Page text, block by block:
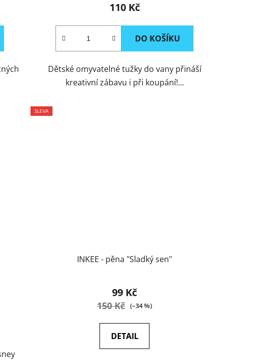
110 Kč
DO KOŠÍKU
Dětské omyvatelné tužky do vany přináší
kreativní zábavu i při koupání!...
SLEVA
INKEE - pěna "Sladký sen"
99 Kč
150 Kč (–34 %)
DETAIL